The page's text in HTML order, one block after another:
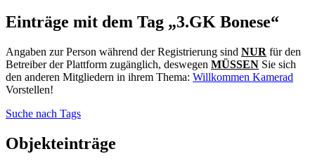
Einträge mit dem Tag „3.GK Bonese“
Angaben zur Person während der Registrierung sind NUR für den
Betreiber der Plattform zugänglich, deswegen MÜSSEN Sie sich
den anderen Mitgliedern in ihrem Thema: Willkommen Kamerad
Vorstellen!
Suche nach Tags
Objekteinträge